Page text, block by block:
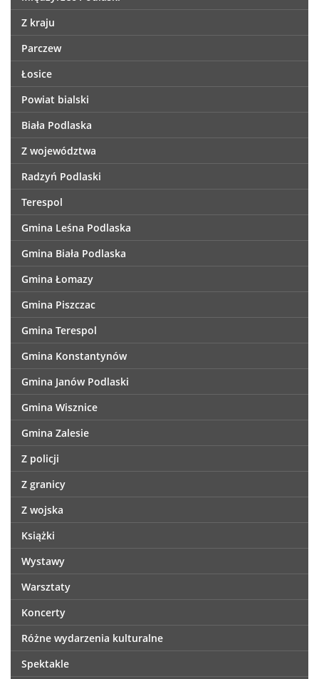
Z kraju
Parczew
Łosice
Powiat bialski
Biała Podlaska
Z województwa
Radzyń Podlaski
Terespol
Gmina Leśna Podlaska
Gmina Biała Podlaska
Gmina Łomazy
Gmina Piszczac
Gmina Terespol
Gmina Konstantynów
Gmina Janów Podlaski
Gmina Wisznice
Gmina Zalesie
Z policji
Z granicy
Z wojska
Książki
Wystawy
Warsztaty
Koncerty
Różne wydarzenia kulturalne
Spektakle